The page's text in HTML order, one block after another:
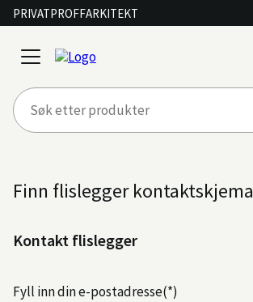
PRIVATPROFFARKITEKT
open
menu
Finn flislegger kontaktskjema
Kontakt flislegger
Fyll inn din e-postadresse